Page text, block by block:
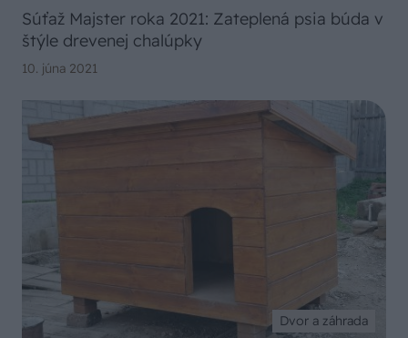
Súťaž Majster roka 2021: Zateplená psia búda v
štýle drevenej chalúpky
10. júna 2021
Dvor a záhrada